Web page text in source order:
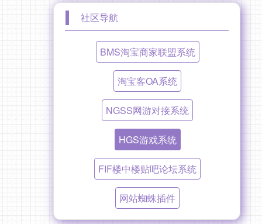
社区导航
BMS淘宝商家联盟系统
淘宝客OA系统
NGSS网游对接系统
HGS游戏系统
FIF楼中楼贴吧论坛系统
网站蜘蛛插件